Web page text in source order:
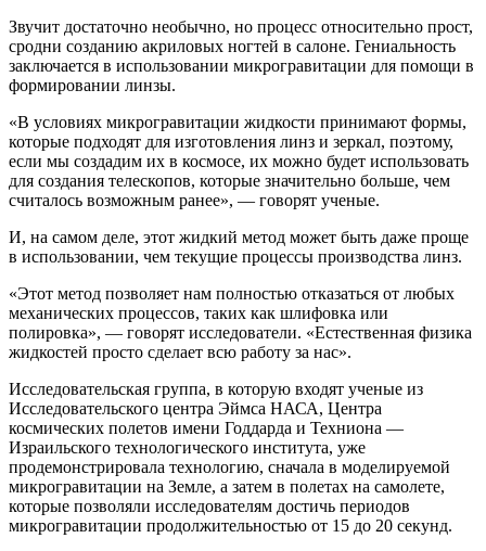
Звучит достаточно необычно, но процесс относительно прост,
сродни созданию акриловых ногтей в салоне. Гениальность
заключается в использовании микрогравитации для помощи в
формировании линзы.
«В условиях микрогравитации жидкости принимают формы,
которые подходят для изготовления линз и зеркал, поэтому,
если мы создадим их в космосе, их можно будет использовать
для создания телескопов, которые значительно больше, чем
считалось возможным ранее», — говорят ученые.
И, на самом деле, этот жидкий метод может быть даже проще
в использовании, чем текущие процессы производства линз.
«Этот метод позволяет нам полностью отказаться от любых
механических процессов, таких как шлифовка или
полировка», — говорят исследователи. «Естественная физика
жидкостей просто сделает всю работу за нас».
Исследовательская группа, в которую входят ученые из
Исследовательского центра Эймса НАСА, Центра
космических полетов имени Годдарда и Техниона —
Израильского технологического института, уже
продемонстрировала технологию, сначала в моделируемой
микрогравитации на Земле, а затем в полетах на самолете,
которые позволяли исследователям достичь периодов
микрогравитации продолжительностью от 15 до 20 секунд.